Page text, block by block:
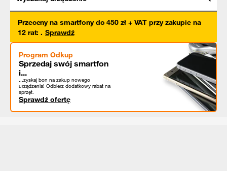
Przeceny na smartfony do 450 zł + VAT przy zakupie na
12 rat: . Sprawdź
Program Odkup
Sprzedaj swój smartfon
i...
...zyskaj bon na zakup nowego
urządzenia! Odbierz dodatkowy rabat na
sprzęt.
Sprawdź ofertę